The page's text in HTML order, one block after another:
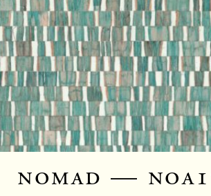
nomad —